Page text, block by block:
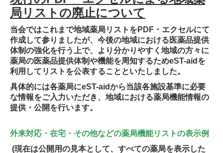
局リストの廃止について
当会ではこれまで地域薬局リストをPDF・エクセルにて
作成して参りましたが、今後の地域における医薬品提供
体制の強化を行う上で、より分かりやすく地域の方々に
薬局の医薬品提供体制や機能を周知するためeST-aidを
利用してリストを公表することといたしました。
具体的には各薬局にeST-aidから当該各施設基準に必要
な情報をご入力いただき、地域における薬局機能情報の
提供・公開を行います。
外来対応・在宅・その他などの薬局機能リストの表示例
(現在は公開用の見本として、すべての薬局を表示した